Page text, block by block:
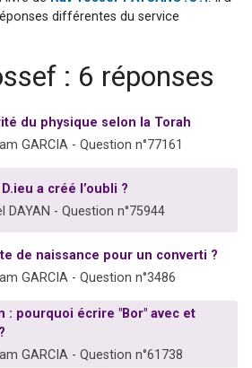
reste 49 places pour étudier en groupe sur Zoom
3 personnes viennent de nous rejoindre sur WhatsApp
différentes du service
: 6 réponses
du physique selon la Torah
GARCIA - Question n°77161
a créé l’oubli ?
DAYAN - Question n°75944
de naissance pour un converti ?
GARCIA - Question n°3486
: pourquoi écrire "Bor" avec et
GARCIA - Question n°61738